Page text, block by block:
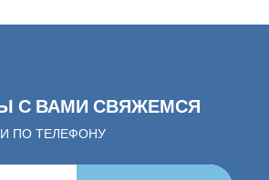
С ВАМИ СВЯЖЕМСЯ
ПО ТЕЛЕФОНУ